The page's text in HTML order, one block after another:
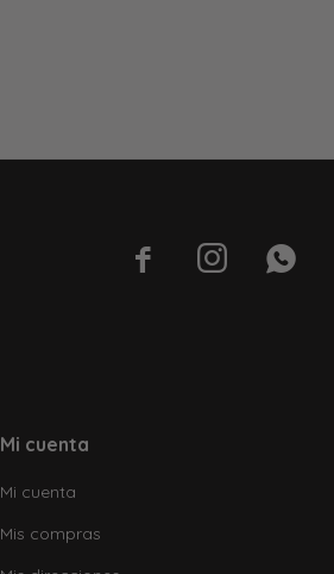
  
Mi cuenta
Mi cuenta
Mis compras